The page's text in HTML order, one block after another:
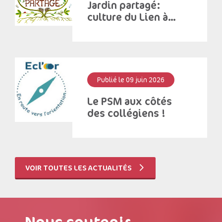
Jardin partagé:
culture du Lien à
Publié le 09 juin 2026
Le PSM aux côtés
des collégiens !
VOIR TOUTES LES ACTUALITÉS